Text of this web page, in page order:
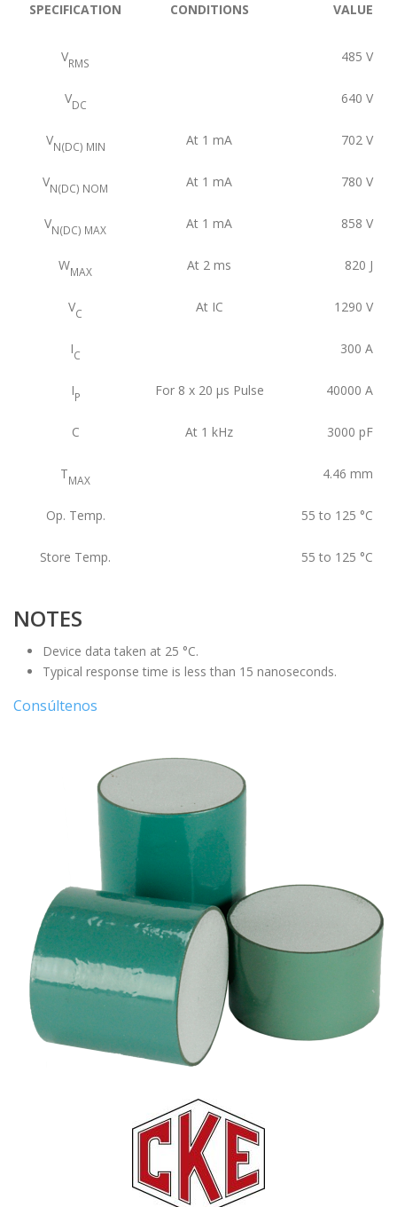
SPECIFICATION CONDITIONS VALUE
VRMS 485 V
VDC 640 V
VN(DC) MIN At 1 mA 702 V
VN(DC) NOM At 1 mA 780 V
VN(DC) MAX At 1 mA 858 V
WMAX At 2 ms 820 J
VC At IC 1290 V
IC 300 A
IP For 8 x 20 μs Pulse 40000 A
C At 1 kHz 3000 pF
TMAX 4.46 mm
Op. Temp. 55 to 125 °C
Store Temp. 55 to 125 °C
NOTES
Device data taken at 25 °C.
Typical response time is less than 15 nanoseconds.
Consúltenos